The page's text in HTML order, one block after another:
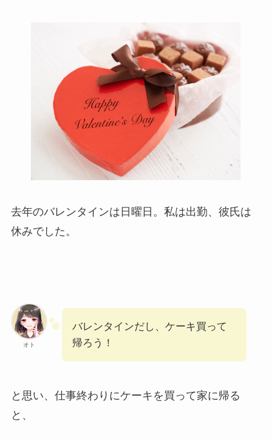
去年のバレンタインは日曜日。私は出勤、彼氏は
休みでした。
オト
バレンタインだし、ケーキ買って
帰ろう！
と思い、仕事終わりにケーキを買って家に帰る
と、